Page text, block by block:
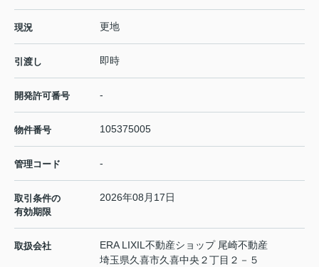
現況 更地
引渡し 即時
開発許可番号 -
物件番号 105375005
管理コード -
取引条件の
有効期限
2026年08月17日
取扱会社
ERA LIXIL不動産ショップ 尾崎不動産
埼玉県久喜市久喜中央２丁目２－５